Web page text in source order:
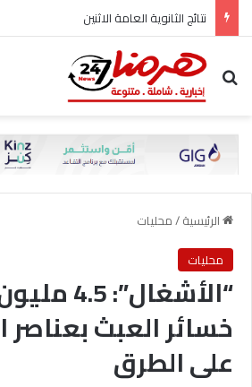
نتائج الثانوية العامة الاثنين
بحث عن
الرئيسية/محليات
محليات
“الأشغال”:
خسائر العبث بعناصر
على الطرق